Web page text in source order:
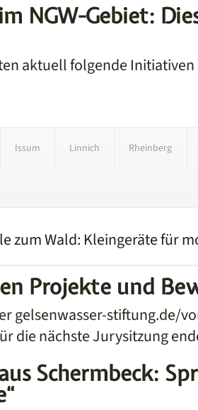
NGW-Gebiet:
aktuell folgende
Issum Linnich Rheinberg
zum Wald: Kleingeräte für
Projekte und
gelsenwasser-stiftung.de/
die nächste Jurysitzung
Schermbeck: